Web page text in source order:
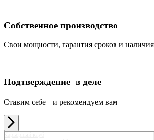
Собственное производство
Свои мощности, гарантия сроков и наличия
Подтверждение в деле
Ставим себе и рекомендуем вам